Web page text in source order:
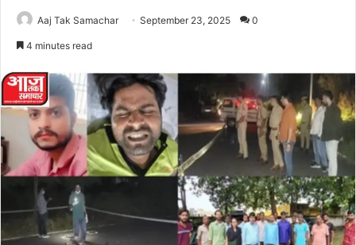
Aaj Tak Samachar September 23, 2025 0
4 minutes read